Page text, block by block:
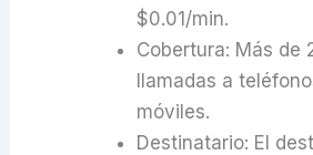
$0.01/min.
Cobertura: Más de
llamadas a
móviles.
Destinatario: El